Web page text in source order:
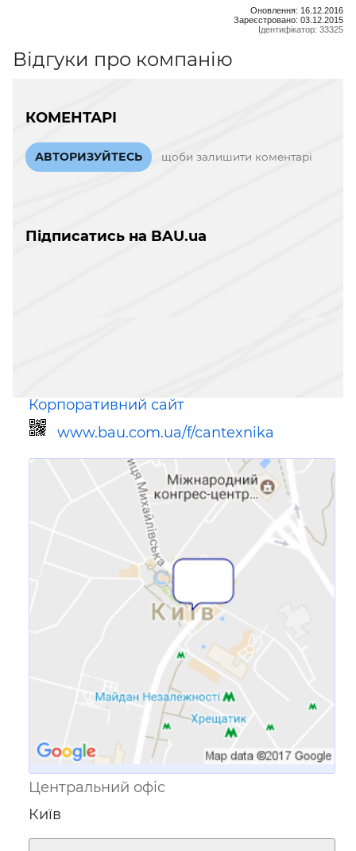
Оновлення: 16.12.2016
Зареєстровано: 03.12.2015
Ідентифікатор: 33325
Відгуки про компанію
КОМЕНТАРІ
АВТОРИЗУЙТЕСЬ щоби залишити коментарі
Підписатись на BAU.ua
Корпоративний сайт
www.bau.com.ua/f/cantexnika
Посилання для мобільних
пристроїв
Центральний офіс
Київ